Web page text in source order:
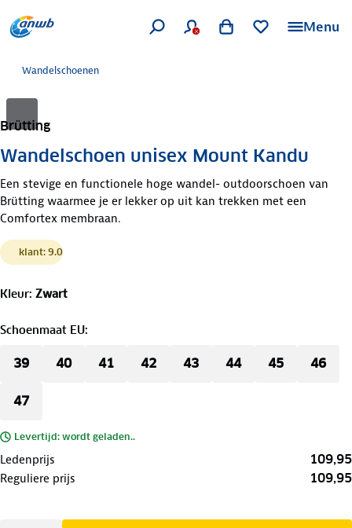
Menu
Wandelschoenen
Brütting
Wandelschoen unisex Mount Kandu
Een stevige en functionele hoge wandel- outdoorschoen van
Brütting waarmee je er lekker op uit kan trekken met een
Comfortex membraan.
klant: 9.0
Kleur: Zwart
Schoenmaat EU:
39 40 41 42 43 44 45 46
47
Levertijd: wordt geladen..
Ledenprijs 109,95
Reguliere prijs 109,95